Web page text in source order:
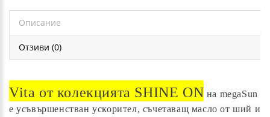
Описание
Отзиви (0)
Vita от колекцията SHINE ON на megaSun
е усъвършенстван ускорител, съчетаващ масло от ший и